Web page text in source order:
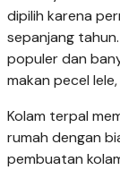
dipilih karena
sepanjang
populer dan
makan pecel
Kolam terpal
rumah dengan
pembuatan